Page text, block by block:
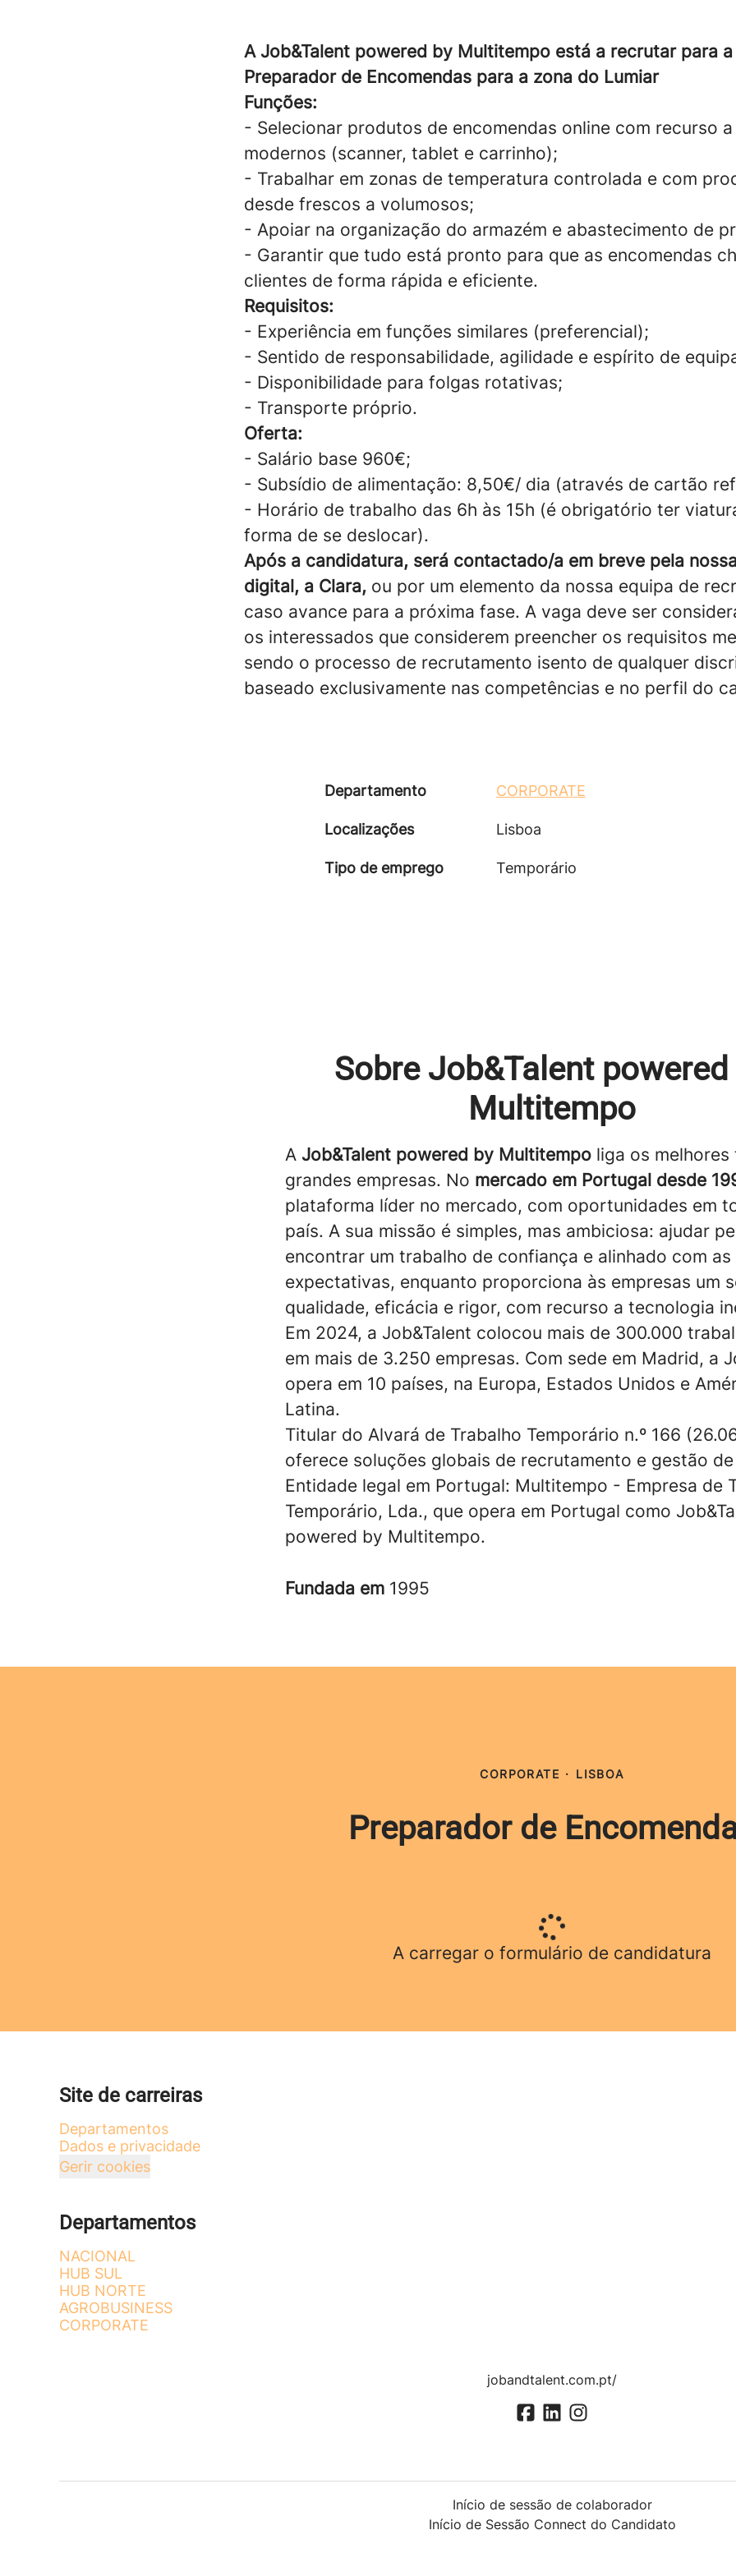
A Job&Talent powered by Multitempo está a recrutar para
Preparador de Encomendas para a zona do Lumiar
Funções:
- Selecionar produtos de encomendas online com recurso
modernos (scanner, tablet e carrinho);
- Trabalhar em zonas de temperatura controlada e com
desde frescos a volumosos;
- Apoiar na organização do armazém e abastecimento de
- Garantir que tudo está pronto para que as encomendas
clientes de forma rápida e eficiente.
Requisitos:
- Experiência em funções similares (preferencial);
- Sentido de responsabilidade, agilidade e espírito de
- Disponibilidade para folgas rotativas;
- Transporte próprio.
Oferta:
- Salário base 960€;
- Subsídio de alimentação: 8,50€/ dia (através de cartão
- Horário de trabalho das 6h às 15h (é obrigatório ter
forma de se deslocar).
Após a candidatura, será contactado/a em breve pela
digital, a Clara, ou por um elemento da nossa equipa de
caso avance para a próxima fase. A vaga deve ser
os interessados que considerem preencher os requisitos
sendo o processo de recrutamento isento de qualquer
baseado exclusivamente nas competências e no perfil do
Departamento CORPORATE
Localizações Lisboa
Tipo de emprego Temporário
Sobre Job&Talent powered
Multitempo
A Job&Talent powered by Multitempo liga os
grandes empresas. No mercado em Portugal desde
plataforma líder no mercado, com oportunidades em
país. A sua missão é simples, mas ambiciosa: ajudar
encontrar um trabalho de confiança e alinhado com as
expectativas, enquanto proporciona às empresas um
qualidade, eficácia e rigor, com recurso a tecnologia
Em 2024, a Job&Talent colocou mais de 300.000
em mais de 3.250 empresas. Com sede em Madrid, a
opera em 10 países, na Europa, Estados Unidos e
Latina.
Titular do Alvará de Trabalho Temporário n.º 166
oferece soluções globais de recrutamento e gestão
Entidade legal em Portugal: Multitempo - Empresa de
Temporário, Lda., que opera em Portugal como
powered by Multitempo.
Fundada em 1995
CORPORATE · LISBOA
Preparador de
A carregar o formulário de candidatura
Site de carreiras
Departamentos
Dados e privacidade
Gerir cookies
Departamentos
NACIONAL
HUB SUL
HUB NORTE
AGROBUSINESS
CORPORATE
jobandtalent.com.pt/
Início de sessão de colaborador
Início de Sessão Connect do Candidato